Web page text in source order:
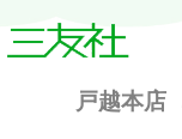
戸越本店